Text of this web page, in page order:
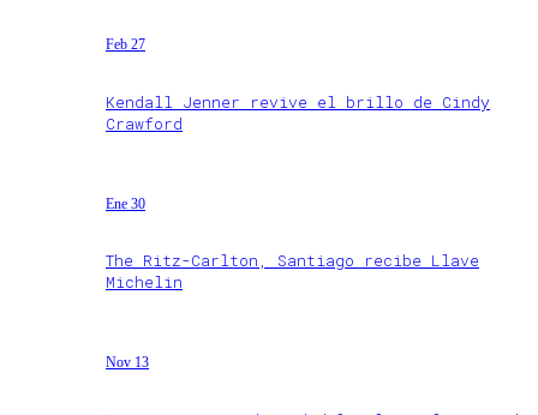
Feb 27
Kendall Jenner revive el brillo de Cindy
Crawford
Ene 30
The Ritz-Carlton, Santiago recibe Llave
Michelin
Nov 13